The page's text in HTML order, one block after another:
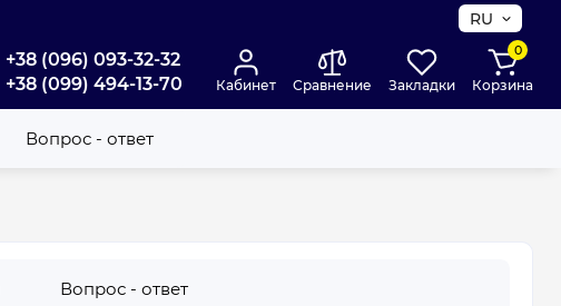
RU
+38 (096) 093-32-32
+38 (099) 494-13-70
Кабинет Сравнение Закладки
0
Корзина
Вопрос - ответ
Вопрос - ответ